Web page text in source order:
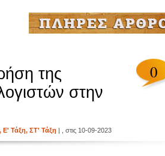
της
στην
0
, Ε' Τάξη, ΣΤ' Τάξη | , στις 10-09-2023